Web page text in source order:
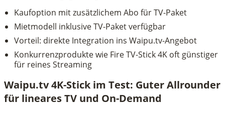
Kaufoption mit zusätzlichem Abo für TV-Paket
Mietmodell inklusive TV-Paket verfügbar
Vorteil: direkte Integration ins Waipu.tv-Angebot
Konkurrenzprodukte wie Fire TV-Stick 4K oft günstiger
für reines Streaming
Waipu.tv 4K-Stick im Test: Guter Allrounder
für lineares TV und On-Demand